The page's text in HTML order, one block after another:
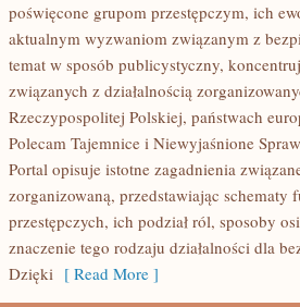
poświęcone grupom przestępczym, ich
aktualnym wyzwaniom związanym z
temat w sposób publicystyczny,
związanych z działalnością
Rzeczypospolitej Polskiej, państwach
Polecam Tajemnice i Niewyjaśnione
Portal opisuje istotne zagadnienia
zorganizowaną, przedstawiając schematy
przestępczych, ich podział ról, sposoby
znaczenie tego rodzaju działalności dla
Dzięki [ Read More ]